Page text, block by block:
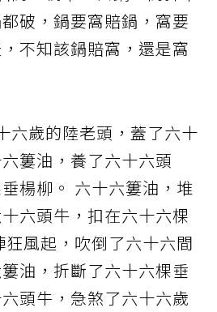
破，鍋要窩賠鍋，窩要
不知該鍋賠窩，還是窩
六歲的陸老頭，蓋了六十
簍油，養了六十六頭
楊柳。 六十六簍油，堆
六頭牛，扣在六十六棵
風起，吹倒了六十六間
油，折斷了六十六棵垂
頭牛，急煞了六十六歲